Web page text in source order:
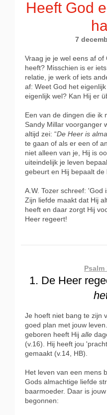
Heeft God
7
Vraag je je wel eens af
heeft? Misschien is er
relatie, je werk of iets
af: Weet God het
eigenlijk wel? Kan Hij er
Een van de dingen die ik
Sandy Millar voorganger
altijd zei: “De Heer is
te gaan of als er een of
niet alleen van je, Hij is
uiteindelijk je leven
gebeurt en Hij bepaalt
A.W. Tozer schreef: 'God
Zijn liefde maakt dat Hij
heeft en daar zorgt Hij
Heer regeert!
Psalm
1. De Heer
Je hoeft niet bang te zijn
goed plan met jouw
geboren heeft Hij alle
(v.16). Hij heeft jou
gemaakt (v.14, HB).
Het leven van een mens
Gods almachtige liefde
baarmoeder. Daar is
begonnen: